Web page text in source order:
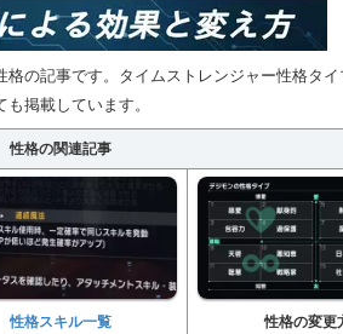
の記事です。タイムストレンジャー性格タ
掲載しています。
性格の関連記事
性格スキル一覧 性格の変更